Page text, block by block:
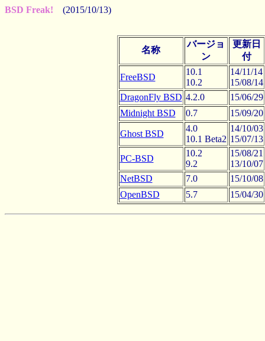
BSD Freak! (2015/10/13)
名称
バージョ
ン
更新日
付
FreeBSD
10.1
10.2
14/11/14
15/08/14
DragonFly BSD 4.2.0
15/06/29
Midnight BSD
0.7 15/09/20
Ghost BSD
4.0
10.1 Beta2
14/10/03
15/07/13
PC-BSD
10.2
9.2
15/08/21
13/10/07
NetBSD
7.0
15/10/08
OpenBSD
5.7 15/04/30